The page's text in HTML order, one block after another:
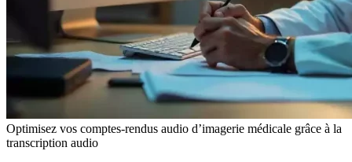
Optimisez vos comptes-rendus audio d’imagerie médicale grâce à la
transcription audio